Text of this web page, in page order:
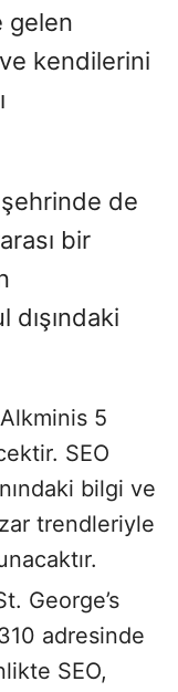
gelen
kendilerini
şehrinde de
bir
5
SEO
bilgi ve
trendleriyle
George’s
adresinde
SEO,